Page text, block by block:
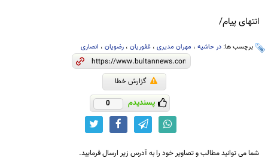
انتهای پیام/
برچسب ها: در حاشیه ، مهران مدیری ، غفوریان ، رضویان ، انصاری
گزارش خطا
پسندیدم 0
شما می توانید مطالب و تصاویر خود را به آدرس زیر ارسال فرمایید.